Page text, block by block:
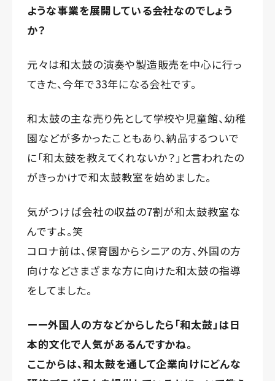
ような事業を展開している会社なのでしょう
か？
元々は和太鼓の演奏や製造販売を中心に行っ
てきた、今年で33年になる会社です。
和太鼓の主な売り先として学校や児童館、幼稚
園などが多かったこともあり、納品するついで
に「和太鼓を教えてくれないか？」と言われたの
がきっかけで和太鼓教室を始めました。
気がつけば会社の収益の7割が和太鼓教室な
んですよ。笑
コロナ前は、保育園からシニアの方、外国の方
向けなどさまざまな方に向けた和太鼓の指導
をしてました。
ーー外国人の方などからしたら「和太鼓」は日
本的文化で人気があるんですかね。
ここからは、和太鼓を通して企業向けにどんな